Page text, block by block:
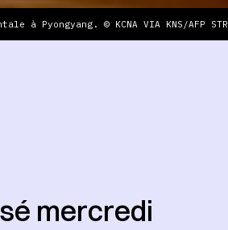
Pyongyang. © KCNA VIA KNS/AFP STR
mercredi